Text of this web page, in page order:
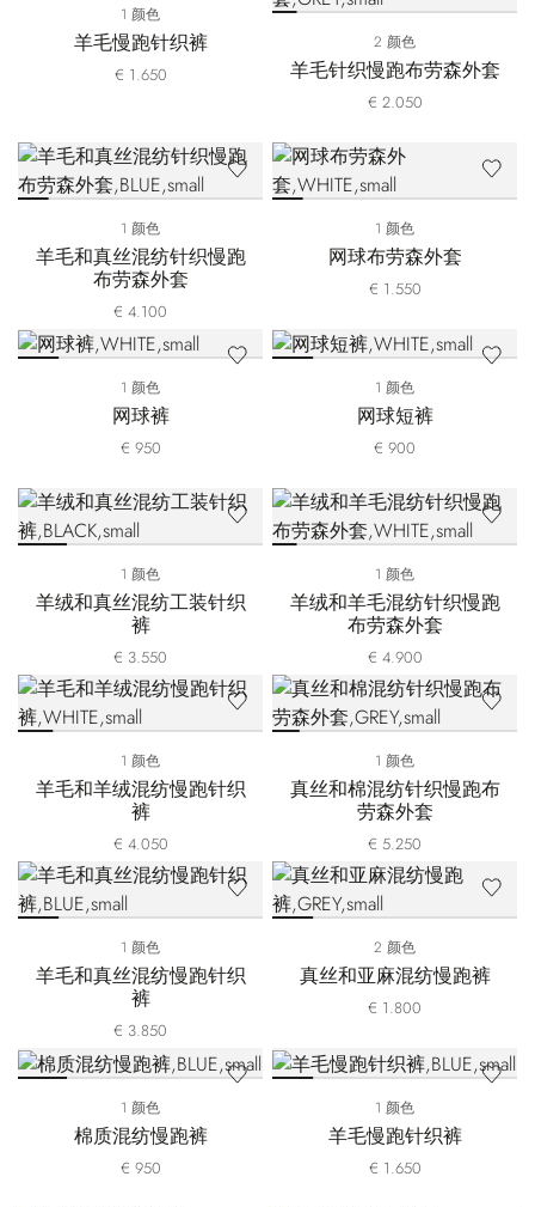
1 颜色
羊毛慢跑针织裤
€ 1.650
2 颜色
羊毛针织慢跑布劳森外套
€ 2.050
1 颜色
羊毛和真丝混纺针织慢跑
布劳森外套
€ 4.100
1 颜色
网球布劳森外套
€ 1.550
1 颜色
网球裤
€ 950
1 颜色
网球短裤
€ 900
1 颜色
羊绒和真丝混纺工装针织
裤
€ 3.550
1 颜色
羊绒和羊毛混纺针织慢跑
布劳森外套
€ 4.900
1 颜色
羊毛和羊绒混纺慢跑针织
裤
€ 4.050
1 颜色
真丝和棉混纺针织慢跑布
劳森外套
€ 5.250
1 颜色
羊毛和真丝混纺慢跑针织
裤
€ 3.850
2 颜色
真丝和亚麻混纺慢跑裤
€ 1.800
1 颜色
棉质混纺慢跑裤
€ 950
1 颜色
羊毛慢跑针织裤
€ 1.650